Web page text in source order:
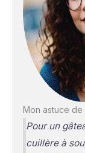
Mon astuce
Pour un
cuillère à